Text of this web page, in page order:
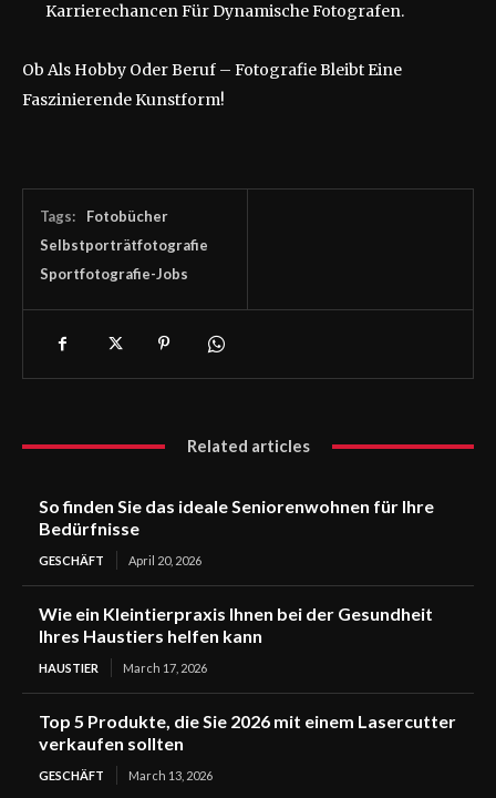
Karrierechancen Für Dynamische Fotografen.
Ob Als Hobby Oder Beruf – Fotografie Bleibt Eine
Faszinierende Kunstform!
Tags:
Fotobücher
Selbstporträtfotografie
Sportfotografie-Jobs
Related articles
So finden Sie das ideale Seniorenwohnen für Ihre
Bedürfnisse
GESCHÄFT April 20, 2026
Wie ein Kleintierpraxis Ihnen bei der Gesundheit
Ihres Haustiers helfen kann
HAUSTIER March 17, 2026
Top 5 Produkte, die Sie 2026 mit einem Lasercutter
verkaufen sollten
GESCHÄFT March 13, 2026